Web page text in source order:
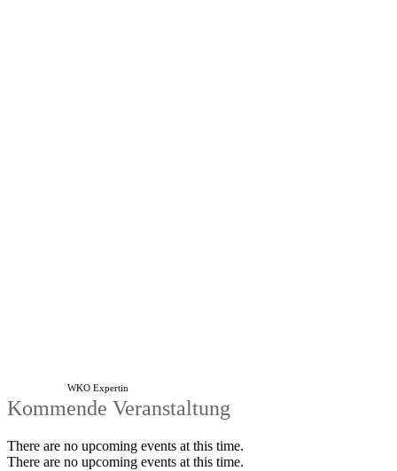
WKO Expertin
Kommende Veranstaltung
There are no upcoming events at this time.
There are no upcoming events at this time.